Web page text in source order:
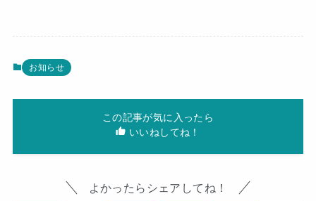
お知らせ
この記事が気に入ったら
いいねしてね！
よかったらシェアしてね！